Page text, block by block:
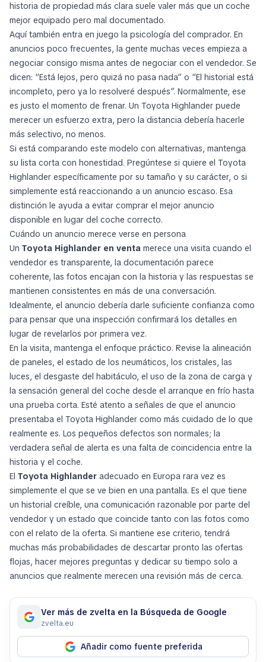
historia de propiedad más clara suele valer más que un coche
mejor equipado pero mal documentado.
Aquí también entra en juego la psicología del comprador. En
anuncios poco frecuentes, la gente muchas veces empieza a
negociar consigo misma antes de negociar con el vendedor. Se
dicen: “Está lejos, pero quizá no pasa nada” o “El historial está
incompleto, pero ya lo resolveré después”. Normalmente, ese
es justo el momento de frenar. Un Toyota Highlander puede
merecer un esfuerzo extra, pero la distancia debería hacerle
más selectivo, no menos.
Si está comparando este modelo con alternativas, mantenga
su lista corta con honestidad. Pregúntese si quiere el Toyota
Highlander específicamente por su tamaño y su carácter, o si
simplemente está reaccionando a un anuncio escaso. Esa
distinción le ayuda a evitar comprar el mejor anuncio
disponible en lugar del coche correcto.
Cuándo un anuncio merece verse en persona
Un Toyota Highlander en venta merece una visita cuando el
vendedor es transparente, la documentación parece
coherente, las fotos encajan con la historia y las respuestas se
mantienen consistentes en más de una conversación.
Idealmente, el anuncio debería darle suficiente confianza como
para pensar que una inspección confirmará los detalles en
lugar de revelarlos por primera vez.
En la visita, mantenga el enfoque práctico. Revise la alineación
de paneles, el estado de los neumáticos, los cristales, las
luces, el desgaste del habitáculo, el uso de la zona de carga y
la sensación general del coche desde el arranque en frío hasta
una prueba corta. Esté atento a señales de que el anuncio
presentaba el Toyota Highlander como más cuidado de lo que
realmente es. Los pequeños defectos son normales; la
verdadera señal de alerta es una falta de coincidencia entre la
historia y el coche.
El Toyota Highlander adecuado en Europa rara vez es
simplemente el que se ve bien en una pantalla. Es el que tiene
un historial creíble, una comunicación razonable por parte del
vendedor y un estado que coincide tanto con las fotos como
con el relato de la oferta. Si mantiene ese criterio, tendrá
muchas más probabilidades de descartar pronto las ofertas
flojas, hacer mejores preguntas y dedicar su tiempo solo a
anuncios que realmente merecen una revisión más de cerca.
Ver más de zvelta en la Búsqueda de Google
zvelta.eu
Añadir como fuente preferida